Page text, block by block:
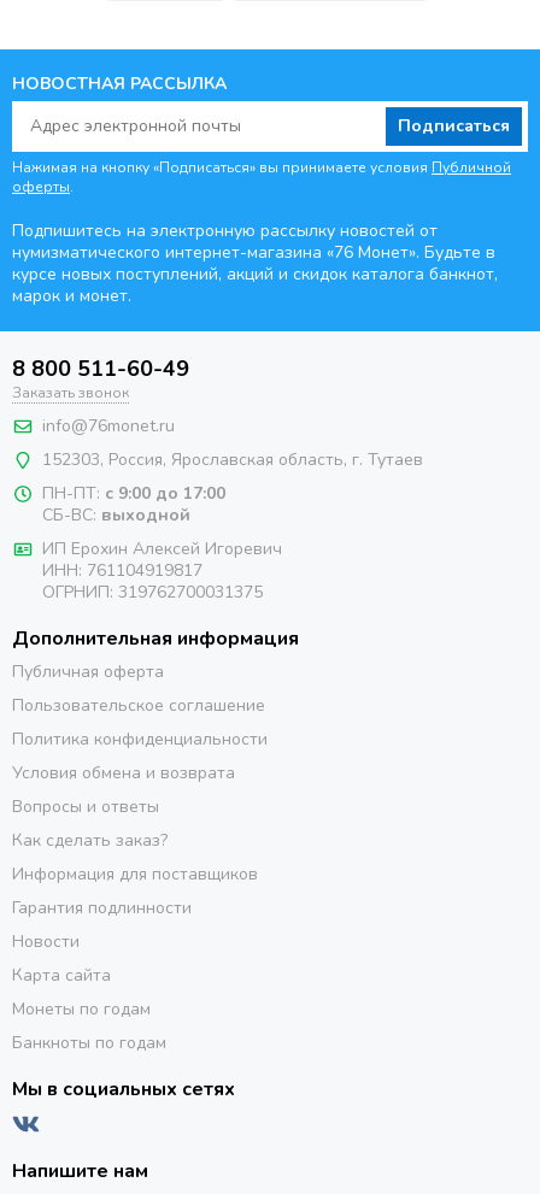
НОВОСТНАЯ РАССЫЛКА
Подписаться
Нажимая на кнопку «Подписаться» вы принимаете условия Публичной
оферты.
Подпишитесь на электронную рассылку новостей от
нумизматического интернет-магазина «76 Монет». Будьте в
курсе новых поступлений, акций и скидок каталога банкнот,
марок и монет.
8 800 511-60-49
Заказать звонок
info@76monet.ru
152303, Россия, Ярославская область, г. Тутаев
ПН-ПТ: с 9:00 до 17:00
СБ-ВС: выходной
ИП Ерохин Алексей Игоревич
ИНН: 761104919817
ОГРНИП: 319762700031375
Дополнительная информация
Публичная оферта
Пользовательское соглашение
Политика конфиденциальности
Условия обмена и возврата
Вопросы и ответы
Как сделать заказ?
Информация для поставщиков
Гарантия подлинности
Новости
Карта сайта
Монеты по годам
Банкноты по годам
Мы в социальных сетях
Напишите нам